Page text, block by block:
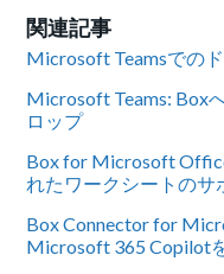
関連記事
Microsoft Teamsでの
Microsoft Teams: Box
ロップ
Box for Microsoft
れたワークシートのサ
Box Connector for
Microsoft 365 Copilot